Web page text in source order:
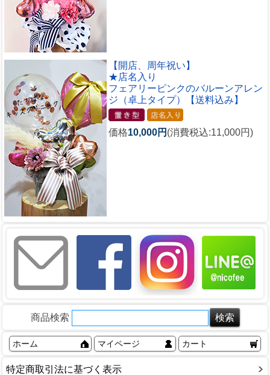
【開店、周年祝い】
★店名入り
フェアリーピンクのバルーンアレン
ジ（卓上タイプ）【送料込み】
価格10,000円 (消費税込:11,000円)
商品検索
ホーム マイページ カート
特定商取引法に基づく表示